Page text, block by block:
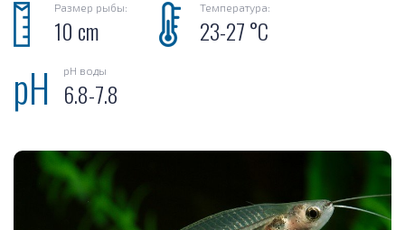
Размер рыбы:
10 cm
Температура:
23-27 °C
pH воды
6.8-7.8